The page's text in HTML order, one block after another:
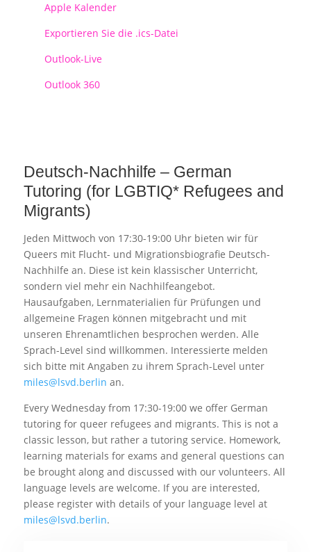
Apple Kalender
Exportieren Sie die .ics-Datei
Outlook-Live
Outlook 360
Deutsch-Nachhilfe – German
Tutoring (for LGBTIQ* Refugees and
Migrants)
Jeden Mittwoch von 17:30-19:00 Uhr bieten wir für
Queers mit Flucht- und Migrationsbiografie Deutsch-
Nachhilfe an. Diese ist kein klassischer Unterricht,
sondern viel mehr ein Nachhilfeangebot.
Hausaufgaben, Lernmaterialien für Prüfungen und
allgemeine Fragen können mitgebracht und mit
unseren Ehrenamtlichen besprochen werden. Alle
Sprach-Level sind willkommen. Interessierte melden
sich bitte mit Angaben zu ihrem Sprach-Level unter
miles@lsvd.berlin an.
Every Wednesday from 17:30-19:00 we offer German
tutoring for queer refugees and migrants. This is not a
classic lesson, but rather a tutoring service. Homework,
learning materials for exams and general questions can
be brought along and discussed with our volunteers. All
language levels are welcome. If you are interested,
please register with details of your language level at
miles@lsvd.berlin.